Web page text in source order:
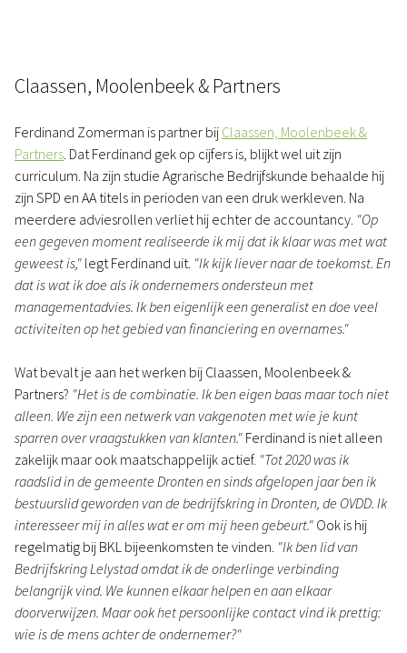
Claassen, Moolenbeek & Partners
Ferdinand Zomerman is partner bij Claassen, Moolenbeek &
Partners . Dat Ferdinand gek op cijfers is, blijkt wel uit zijn
curriculum. Na zijn studie Agrarische Bedrijfskunde behaalde hij
zijn SPD en AA titels in perioden van een druk werkleven. Na
meerdere adviesrollen verliet hij echter de accountancy. "Op
een gegeven moment realiseerde ik mij dat ik klaar was met wat
geweest is," legt Ferdinand uit. "Ik kijk liever naar de toekomst. En
dat is wat ik doe als ik ondernemers ondersteun met
managementadvies. Ik ben eigenlijk een generalist en doe veel
activiteiten op het gebied van financiering en overnames."
Wat bevalt je aan het werken bij Claassen, Moolenbeek &
Partners? "Het is de combinatie. Ik ben eigen baas maar toch niet
alleen. We zijn een netwerk van vakgenoten met wie je kunt
sparren over vraagstukken van klanten." Ferdinand is niet alleen
zakelijk maar ook maatschappelijk actief. "Tot 2020 was ik
raadslid in de gemeente Dronten en sinds afgelopen jaar ben ik
bestuurslid geworden van de bedrijfskring in Dronten, de OVDD. Ik
interesseer mij in alles wat er om mij heen gebeurt." Ook is hij
regelmatig bij BKL bijeenkomsten te vinden. "Ik ben lid van
Bedrijfskring Lelystad omdat ik de onderlinge verbinding
belangrijk vind. We kunnen elkaar helpen en aan elkaar
doorverwijzen. Maar ook het persoonlijke contact vind ik prettig:
wie is de mens achter de ondernemer?"